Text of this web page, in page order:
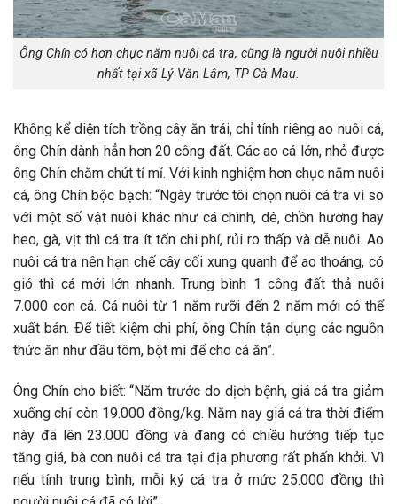
Ông Chín có hơn chục năm nuôi cá tra, cũng là người nuôi nhiều
nhất tại xã Lý Văn Lâm, TP Cà Mau.
Không kể diện tích trồng cây ăn trái, chỉ tính riêng ao nuôi cá,
ông Chín dành hẳn hơn 20 công đất. Các ao cá lớn, nhỏ được
ông Chín chăm chút tỉ mỉ. Với kinh nghiệm hơn chục năm nuôi
cá, ông Chín bộc bạch: “Ngày trước tôi chọn nuôi cá tra vì so
với một số vật nuôi khác như cá chình, dê, chồn hương hay
heo, gà, vịt thì cá tra ít tốn chi phí, rủi ro thấp và dễ nuôi. Ao
nuôi cá tra nên hạn chế cây cối xung quanh để ao thoáng, có
gió thì cá mới lớn nhanh. Trung bình 1 công đất thả nuôi
7.000 con cá. Cá nuôi từ 1 năm rưỡi đến 2 năm mới có thể
xuất bán. Ðể tiết kiệm chi phí, ông Chín tận dụng các nguồn
thức ăn như đầu tôm, bột mì để cho cá ăn”.
Ông Chín cho biết: “Năm trước do dịch bệnh, giá cá tra giảm
xuống chỉ còn 19.000 đồng/kg. Năm nay giá cá tra thời điểm
này đã lên 23.000 đồng và đang có chiều hướng tiếp tục
tăng giá, bà con nuôi cá tra tại địa phương rất phấn khởi. Vì
nếu tính trung bình, mỗi ký cá tra ở mức 25.000 đồng thì